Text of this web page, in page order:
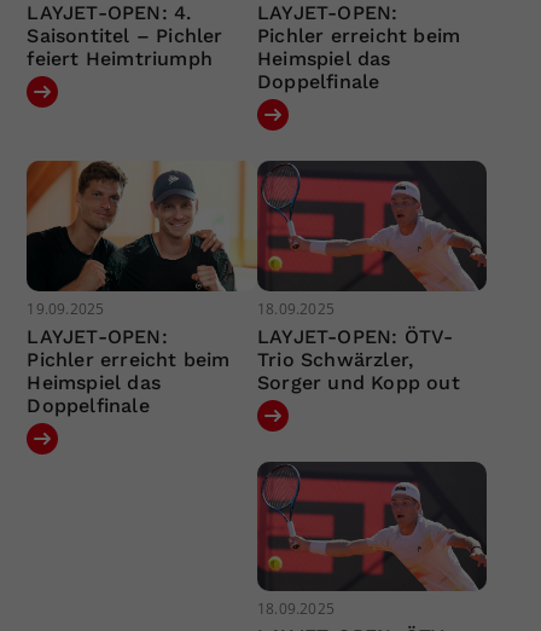
LAYJET-OPEN: 4.
Saisontitel – Pichler
feiert Heimtriumph
LAYJET-OPEN:
Pichler erreicht beim
Heimspiel das
Doppelfinale
19.09.2025
LAYJET-OPEN:
Pichler erreicht beim
Heimspiel das
Doppelfinale
18.09.2025
LAYJET-OPEN: ÖTV-
Trio Schwärzler,
Sorger und Kopp out
18.09.2025